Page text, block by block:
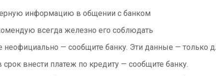
информацию в общении с банком
всегда железно его соблюдать
неофициально — сообщите банку. Эти данные — только
внести платеж по кредиту — сообщите банку.